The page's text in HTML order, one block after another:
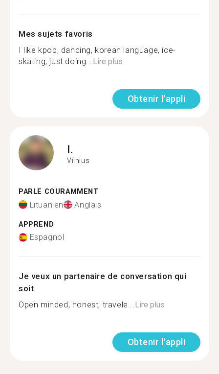
Mes sujets favoris
I like kpop, dancing, korean language, ice-
skating, just doing...Lire plus
Obtenir l'appli
I.
Vilnius
PARLE COURAMMENT
Lituanien Anglais
APPREND
Espagnol
Je veux un partenaire de conversation qui
soit
Open minded, honest, travele...Lire plus
Obtenir l'appli